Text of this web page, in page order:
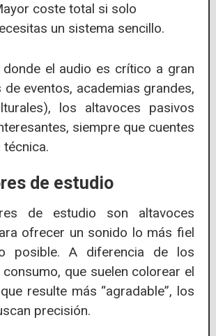
coste total si solo
un sistema sencillo.
donde el audio es crítico a gran
de eventos, academias grandes,
los altavoces pasivos
siempre que cuentes
de estudio
de estudio son altavoces
ofrecer un sonido lo más fiel
posible. A diferencia de los
que suelen colorear el
resulte más “agradable”, los
precisión.